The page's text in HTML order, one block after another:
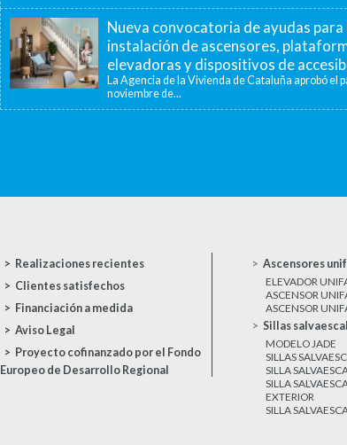
Nueva convocatoria de ayudas para
instalación de ascensores,
elevadoras y dispositivos de
La Agencia de la Vivienda de Cataluña aprobó el
noviembre de...
Realizaciones recientes
Clientes satisfechos
Financiación a medida
Aviso Legal
Proyecto cofinanzado por el Fondo
Europeo de Desarrollo Regional
Ascensores
ELEVADOR
ASCENSOR
ASCENSOR
Sillas
MODELO JADE
SILLAS
SILLA
SILLA
EXTERIOR
SILLA